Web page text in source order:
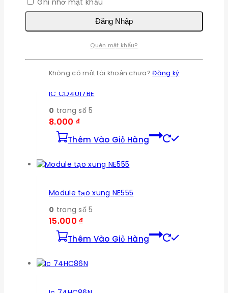
0trong số 5
IC CD4017BE
0 trong số 5
8.000 ₫
Thêm Vào Giỏ Hàng
Module tạo xung NE555
0 trong số 5
15.000 ₫
Thêm Vào Giỏ Hàng
Đăng Nhập
Quên mật khẩu?
Không có một tài khoản chưa?Đăng ký